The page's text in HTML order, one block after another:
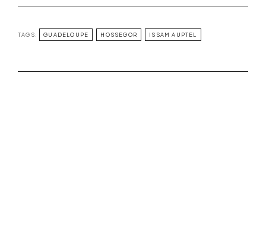
TAGS: GUADELOUPE HOSSEGOR ISSAM AUPTEL